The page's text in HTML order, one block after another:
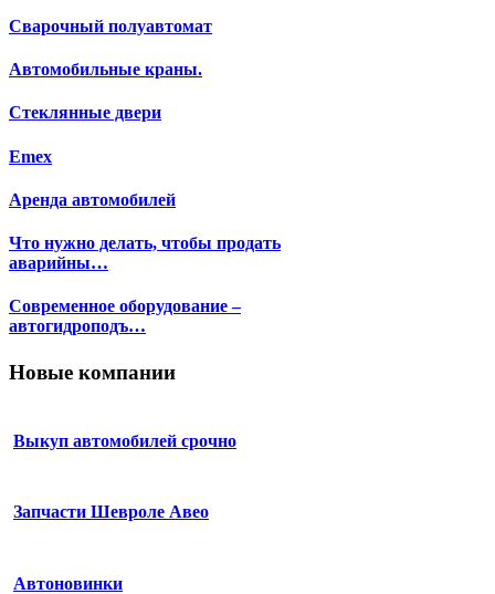
Сварочный полуавтомат
Автомобильные краны.
Стеклянные двери
Emex
Аренда автомобилей
Что нужно делать, чтобы продать
аварийны…
Современное оборудование –
автогидроподъ…
Новые компании
Выкуп автомобилей срочно
Запчасти Шевроле Авео
Автоновинки